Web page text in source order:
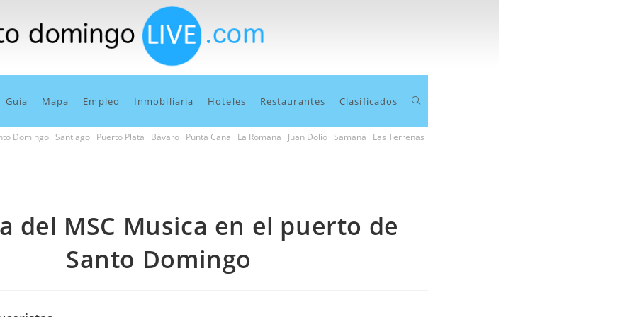
Guía Mapa Empleo Inmobiliaria Hoteles Restaurantes Clasificados Toggle
Domingo Santiago Puerto Plata Bávaro Punta Cana La Romana Juan Dolio Samaná Las Terrenas
del MSC Musica en el puerto de
Santo Domingo